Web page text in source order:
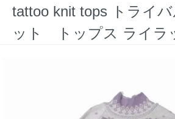
tattoo knit tops トライ
ット トップス ライラ